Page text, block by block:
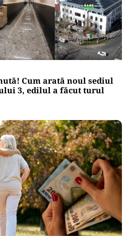
Cum arată noul sediul
3, edilul a făcut turul